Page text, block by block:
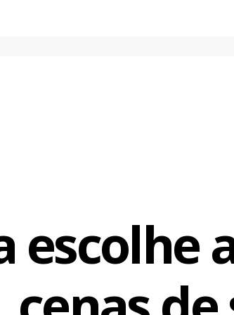
causa da cena de amor entre Keanu Reeves
escolhe